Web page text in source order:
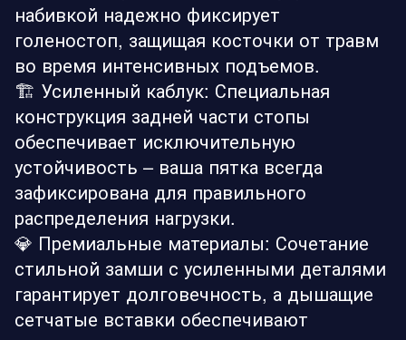
набивкой надежно фиксирует
голеностоп, защищая косточки от травм
во время интенсивных подъемов.
🏗️ Усиленный каблук: Специальная
конструкция задней части стопы
обеспечивает исключительную
устойчивость – ваша пятка всегда
зафиксирована для правильного
распределения нагрузки.
💎 Премиальные материалы: Сочетание
стильной замши с усиленными деталями
гарантирует долговечность, а дышащие
сетчатые вставки обеспечивают